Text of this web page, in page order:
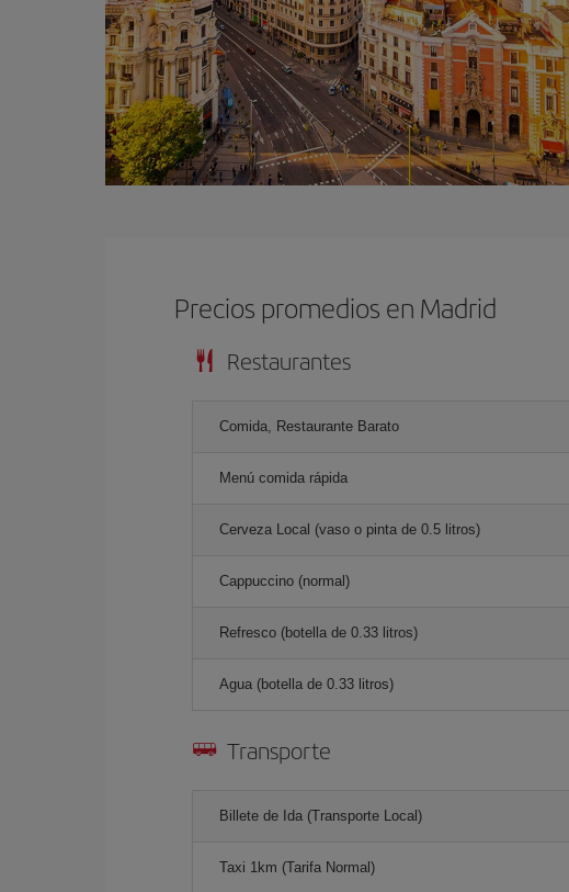
Precios promedios en Madrid
Restaurantes
Comida, Restaurante Barato
Menú comida rápida
Cerveza Local (vaso o pinta de 0.5 litros)
Cappuccino (normal)
Refresco (botella de 0.33 litros)
Agua (botella de 0.33 litros)
Transporte
Billete de Ida (Transporte Local)
Taxi 1km (Tarifa Normal)